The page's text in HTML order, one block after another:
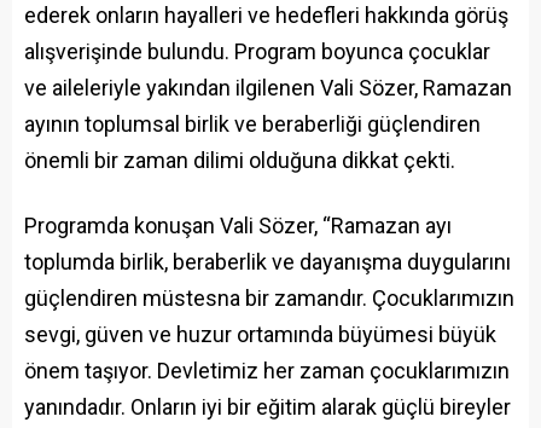
ederek onların hayalleri ve hedefleri hakkında görüş
alışverişinde bulundu. Program boyunca çocuklar
ve aileleriyle yakından ilgilenen Vali Sözer, Ramazan
ayının toplumsal birlik ve beraberliği güçlendiren
önemli bir zaman dilimi olduğuna dikkat çekti.
Programda konuşan Vali Sözer, “Ramazan ayı
toplumda birlik, beraberlik ve dayanışma duygularını
güçlendiren müstesna bir zamandır. Çocuklarımızın
sevgi, güven ve huzur ortamında büyümesi büyük
önem taşıyor. Devletimiz her zaman çocuklarımızın
yanındadır. Onların iyi bir eğitim alarak güçlü bireyler